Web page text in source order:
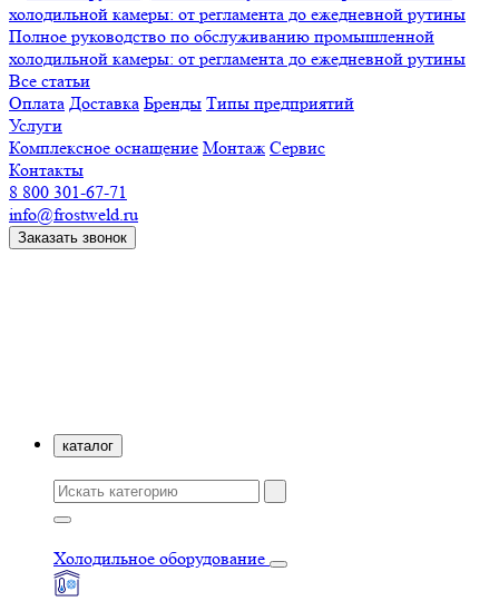
Полное руководство по обслуживанию промышленной
холодильной камеры: от регламента до ежедневной рутины
Все статьи
Оплата Доставка Бренды Типы предприятий
Услуги
Комплексное оснащение Монтаж Сервис
Контакты
8 800 301-67-71
info@frostweld.ru
Заказать звонок
каталог
Холодильное оборудование